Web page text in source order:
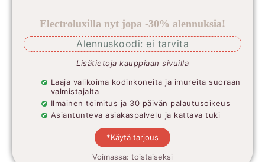
Electroluxilla nyt jopa -30% alennuksia!
Alennuskoodi: ei tarvita
Lisätietoja kauppiaan sivuilla
Laaja valikoima kodinkoneita ja imureita suoraan
valmistajalta
Ilmainen toimitus ja 30 päivän palautusoikeus
Asiantunteva asiakaspalvelu ja kattava tuki
*Käytä tarjous
Voimassa: toistaiseksi